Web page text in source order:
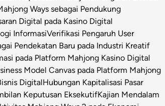
Ways sebagai Pendukung
Digital pada Kasino Digital
InformasiVerifikasi Pengaruh User
Pendekatan Baru pada Industri Kreatif
pada Platform Mahjong Kasino Digital
Model Canvas pada Platform Mahjong
DigitalHubungan Kapitalisasi Pasar
Keputusan EksekutifKajian Mendalam